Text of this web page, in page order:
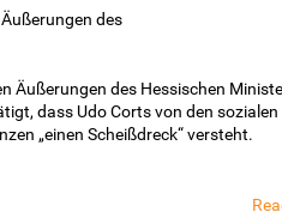
des
Äußerungen des Hessischen
dass Udo Corts von den sozialen
„einen Scheißdreck“ versteht.